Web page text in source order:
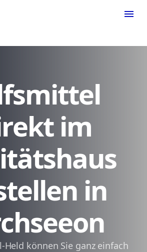
menu
im
in
können Sie ganz einfach